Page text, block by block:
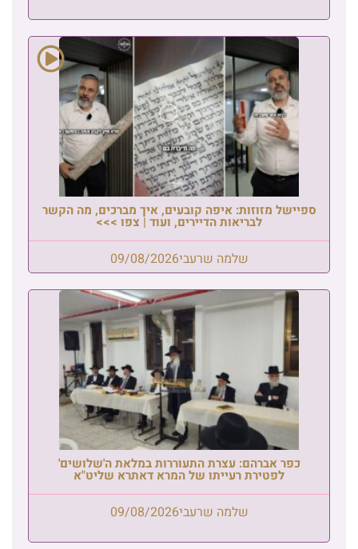
ספיישל מזוזות: איפה קובעים, איך מברכים, מה הקשר
לבריאות הדיירים, ועוד | צפו >>>
שלמה שרעבי09/08/2026
כפר אברהם: עצרת התעוררות במלאת ה'שלושים'
לפטירת רעייתו של המרא דאתרא שליט"א
שלמה שרעבי09/08/2026